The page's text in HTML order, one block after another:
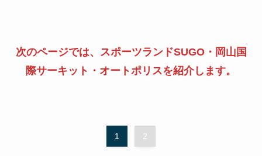
次のページでは、スポーツランドSUGO・岡山国
際サーキット・オートポリスを紹介します。
1 2